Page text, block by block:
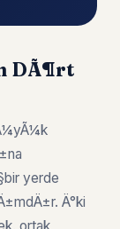
DÃ¶rt
yerde
Ä°ki